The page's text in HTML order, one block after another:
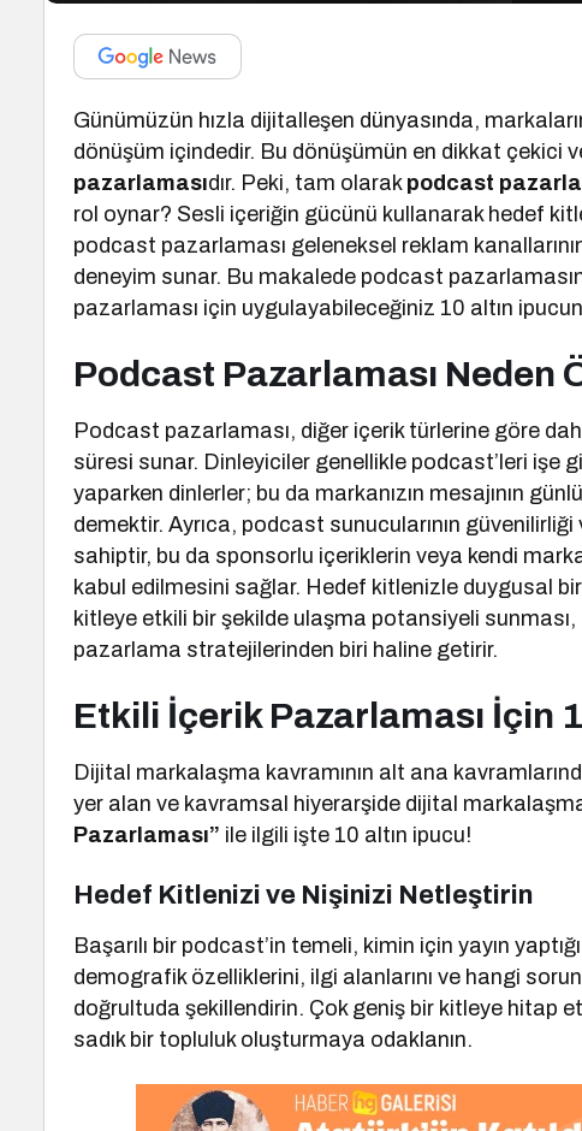
Günümüzün hızla dijitalleşen dünyasında,
dönüşüm içindedir. Bu dönüşümün en dikkat çekici
pazarlamasıdır. Peki, tam olarak podcast
rol oynar? Sesli içeriğin gücünü kullanarak hedef
podcast pazarlaması geleneksel reklam
deneyim sunar. Bu makalede podcast
pazarlaması için uygulayabileceğiniz 10 altın
Podcast Pazarlaması Neden
Podcast pazarlaması, diğer içerik türlerine göre
süresi sunar. Dinleyiciler genellikle podcast’leri işe
yaparken dinlerler; bu da markanızın mesajının
demektir. Ayrıca, podcast sunucularının
sahiptir, bu da sponsorlu içeriklerin veya kendi
kabul edilmesini sağlar. Hedef kitlenizle duygusal
kitleye etkili bir şekilde ulaşma potansiyeli
pazarlama stratejilerinden biri haline getirir.
Etkili İçerik Pazarlaması İçin
Dijital markalaşma kavramının alt ana
yer alan ve kavramsal hiyerarşide dijital
Pazarlaması” ile ilgili işte 10 altın ipucu!
Hedef Kitlenizi ve Nişinizi Netleştirin
Başarılı bir podcast’in temeli, kimin için yayın
demografik özelliklerini, ilgi alanlarını ve hangi
doğrultuda şekillendirin. Çok geniş bir kitleye hitap
sadık bir topluluk oluşturmaya odaklanın.